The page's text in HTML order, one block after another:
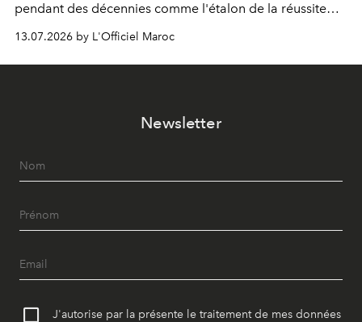
pendant des décennies comme l'étalon de la réussite
esthétique. Mais ce que l'on prenait pour un idéal se
révèle être un standard, qui, par définition, gomme ce
qui nous distingue. Aujourd'hui, la dentisterie change de
13.07.2026 by L'Officiel Maroc
Newsletter
J'autorise par la présente le traitement de mes données